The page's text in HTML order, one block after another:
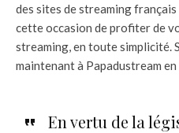
des sites de streaming français
cette occasion de profiter de
streaming, en toute simplicité.
maintenant à Papadustream
En vertu de la